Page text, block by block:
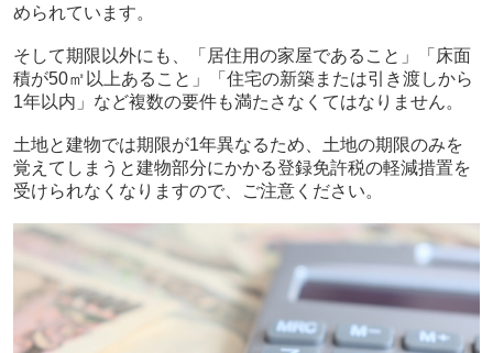
められています。
そして期限以外にも、「居住用の家屋であること」「床面
積が50㎡以上あること」「住宅の新築または引き渡しから
1年以内」など複数の要件も満たさなくてはなりません。
土地と建物では期限が1年異なるため、土地の期限のみを
覚えてしまうと建物部分にかかる登録免許税の軽減措置を
受けられなくなりますので、ご注意ください。